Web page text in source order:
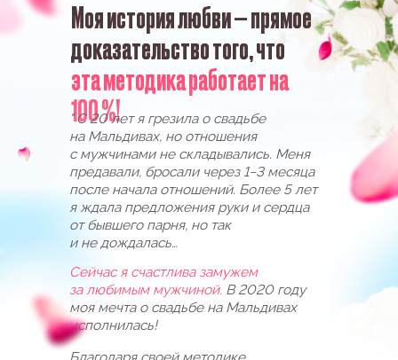
Регистрируйтесь на БЕСПЛАТНЫЙ
МАСТЕР-КЛАСС, и мы сразу вышлем их
на ваш e-mail.
Поторопитесь, подарки сгорят через
ЗАБРАТЬ ПОДАРКИ
09:42